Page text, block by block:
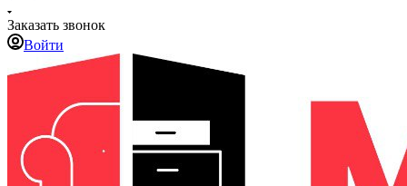
Заказать звонок
Войти